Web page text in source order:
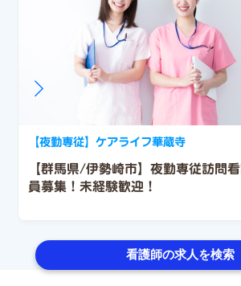
【群馬県/伊勢崎市】夜勤専従訪問
員募集！未経験歓迎！
【夜勤専従】ケアライフ華蔵寺
看護師の求人を検索